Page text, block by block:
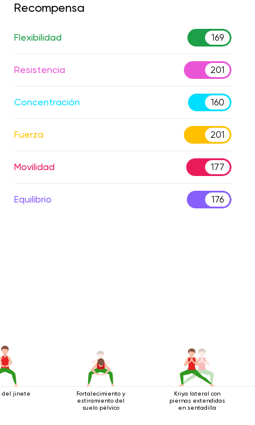
Recompensa
Flexibilidad 169
Resistencia 201
Concentración 160
Fuerza 201
Movilidad 177
Equilibrio 176
del jinete
Fortalecimiento y
estiramiento del
suelo pélvico
Kriya lateral con
piernas extendidas
en sentadilla